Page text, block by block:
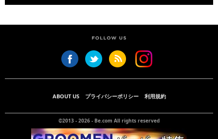
ABOUT US プライバシーポリシー 利用規約
©2013 - 2026 - Be.com All rights reserved